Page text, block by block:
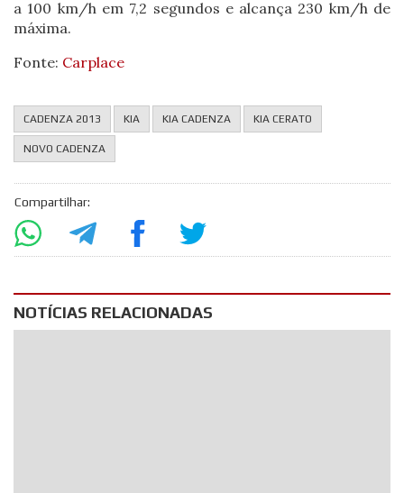
a 100 km/h em 7,2 segundos e alcança 230 km/h de
máxima.
Fonte: Carplace
CADENZA 2013 KIA KIA CADENZA KIA CERATO
NOVO CADENZA
Compartilhar:
NOTÍCIAS RELACIONADAS